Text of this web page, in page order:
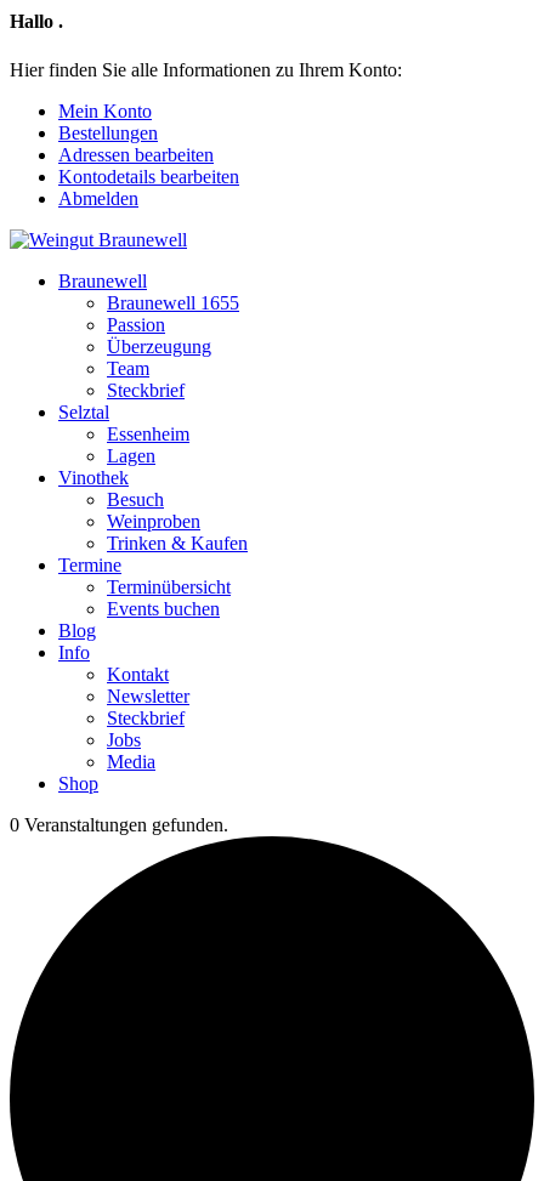
Hallo .
Hier finden Sie alle Informationen zu Ihrem Konto:
Mein Konto
Bestellungen
Adressen bearbeiten
Kontodetails bearbeiten
Abmelden
Braunewell
Braunewell 1655
Passion
Überzeugung
Team
Steckbrief
Selztal
Essenheim
Lagen
Vinothek
Besuch
Weinproben
Trinken & Kaufen
Termine
Terminübersicht
Events buchen
Blog
Info
Kontakt
Newsletter
Steckbrief
Jobs
Media
Shop
0 Veranstaltungen gefunden.